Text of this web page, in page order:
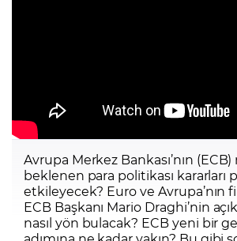
Avrupa Merkez Bankası’nın
beklenen para politikası kararları
etkileyecek? Euro ve Avrupa’nın
ECB Başkanı Mario Draghi’nin
nasıl yön bulacak? ECB yeni bir